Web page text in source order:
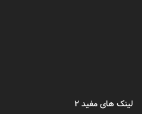
لینک های مفید 2